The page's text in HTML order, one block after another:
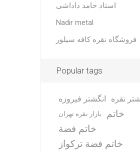
استاد حامد داداشی
Nadir metal
فروشگاه نقره کافه سیلور
Popular tags
انگشتر فیروزه نقره
بازار نقره تهران
خاتم
خاتم فضة
خاتم فضة تركواز